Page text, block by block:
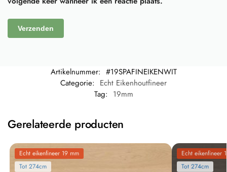
Artikelnummer: #19SPAFINEIKENWIT
Categorie: Echt Eikenhoutfineer
Tag: 19mm
Gerelateerde producten
Echt eikenfineer 19 mm
Tot 274cm
Echt eikenfineer
Tot 274cm